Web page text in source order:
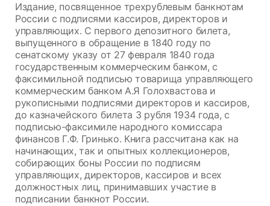
Издание, посвященное трехрублевым банкнотам
России с подписями кассиров, директоров и
управляющих. С первого депозитного билета,
выпущенного в обращение в 1840 году по
сенатскому указу от 27 февраля 1840 года
государственным коммерческим банком, с
факсимильной подписью товарища управляющего
коммерческим банком А.Я Голохвастова и
рукописными подписями директоров и кассиров,
до казначейского билета 3 рубля 1934 года, с
подписью-факсимиле народного комиссара
финансов Г.Ф. Гринько. Книга рассчитана как на
начинающих, так и опытных коллекционеров,
собирающих боны России по подписям
управляющих, директоров, кассиров и всех
должностных лиц, принимавших участие в
подписании банкнот России.